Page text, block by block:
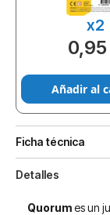
x2
0,95
Añadir al
Ficha técnica
Detalles
Quorumes un